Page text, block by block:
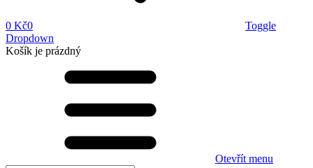
0 Kč0
Toggle
Dropdown
Košík je prázdný
Otevřít menu